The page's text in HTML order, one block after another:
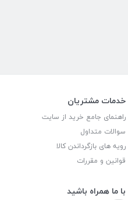
خدمات مشتریان
راهنمای جامع خرید از سایت
سوالات متداول
رویه های بازگرداندن کالا
قوانین و مقررات
با ما همراه باشید